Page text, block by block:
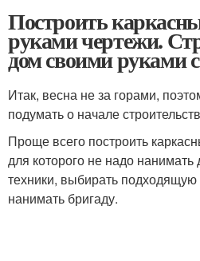
Построить
руками чертежи.
дом своими руками
Итак, весна не за горами,
подумать о начале
Проще всего построить
для которого не надо
техники, выбирать подходящую
нанимать бригаду.